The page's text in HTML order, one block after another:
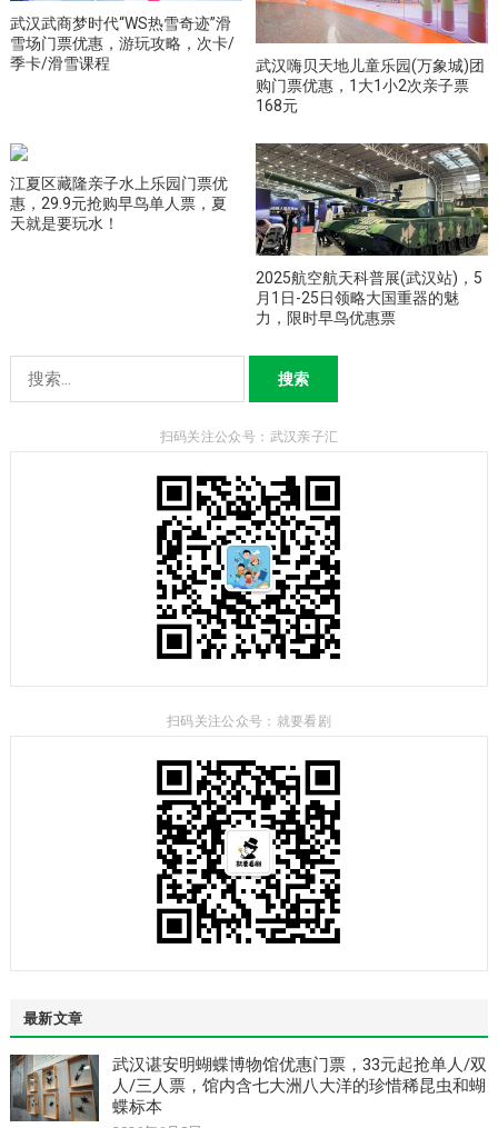
武汉武商梦时代“WS热雪奇迹”滑
雪场门票优惠，游玩攻略，次卡/
季卡/滑雪课程
武汉嗨贝天地儿童乐园(万象城)团
购门票优惠，1大1小2次亲子票
168元
江夏区藏隆亲子水上乐园门票优
惠，29.9元抢购早鸟单人票，夏
天就是要玩水！
2025航空航天科普展(武汉站)，5
月1日-25日领略大国重器的魅
力，限时早鸟优惠票
索：
扫码关注公众号：武汉亲子汇
扫码关注公众号：就要看剧
最新文章
武汉谌安明蝴蝶博物馆优惠门票，33元起抢单人/双
人/三人票，馆内含七大洲八大洋的珍惜稀昆虫和蝴
蝶标本